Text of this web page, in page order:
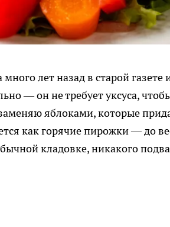
лет назад в старой газете
— он не требует уксуса,
яблоками, которые
как горячие пирожки — до
кладовке, никакого